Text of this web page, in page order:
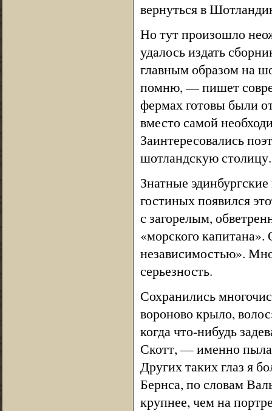
вернуться в
Но тут произошло
удалось издать
главным образом на
помню, — пишет
фермах готовы были
вместо самой
Заинтересовались
шотландскую столицу.
Знатные
гостиных появился
с загорелым,
«морского
независимостью».
серьезность.
Сохранились
вороново крыло,
когда что-нибудь
Скотт, — именно
Других таких глаз я
Бернса, по словам
крупнее, чем на